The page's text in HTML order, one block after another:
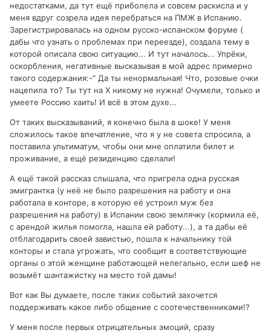
недостатками, да тут ещё приболела и совсем раскисла и у
меня вдруг созрела идея перебраться на ПМЖ в Испанию.
Зарегистрировалась на одном русско-испанском форуме (
дабы что узнать о проблемах при переезде), создала тему в
которой описала свою ситуацию... И тут началось... Упрёки,
оскорбления, негативные высказывая в мой адрес примерно
такого содержания:-" Да ты ненормальная! Что, розовые очки
нацепила то? Ты тут на Х никому не нужна! Очумели, только и
умеете Россию хаить! И всё в этом духе...
От таких высказываний, я конечно была в шоке! У меня
сложилось такое впечатление, что я у не совета спросила, а
поставила ультиматум, чтобы они мне оплатили билет и
проживание, а ещё резиденцию сделали!
А ещё такой рассказ слышала, что пригрела одна русская
эмигрантка (у неё не было разрешения на работу и она
работала в конторе, в которую её устроил муж без
разрешения на работу) в Испании свою землячку (кормила её,
с арендой жилья помогла, нашла ей работу...), а та дабы её
отблагодарить своей завистью, пошла к начальнику той
конторы и стала угрожать, что сообщит в соответствующие
органы о этой женщине работающей нелегально, если шеф не
возьмёт шантажистку на место той дамы!
Вот как Вы думаете, после таких событий захочется
поддерживать какое либо общение с соотечественниками!?
У меня после первых отрицательных эмоций, сразу